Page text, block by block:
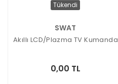
Tükendi
SWAT
Akıllı LCD/Plazma TV Kumanda
0,00 TL